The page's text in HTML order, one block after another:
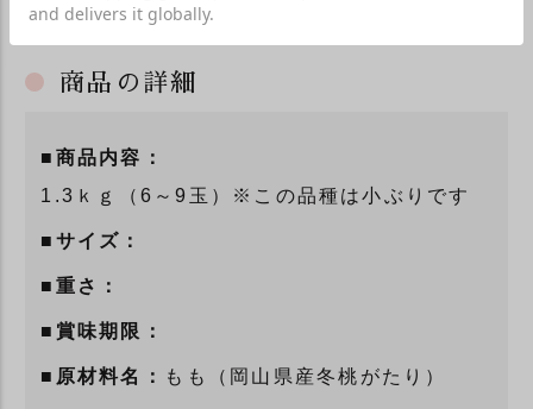
商品の詳細
■商品内容：
1.3ｋｇ（6～9玉）※この品種は小ぶりです
■サイズ：
■重さ：
■賞味期限：
■原材料名： もも（岡山県産冬桃がたり）